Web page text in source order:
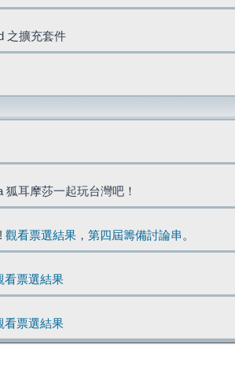
之擴充套件
耳摩莎一起玩台灣吧！
觀看票選結果 ， 第四屆籌備討論串 。
看票選結果
看票選結果